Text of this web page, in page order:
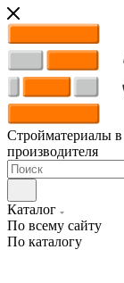
Стройматериалы
производителя
Каталог
По всему сайту
По каталогу